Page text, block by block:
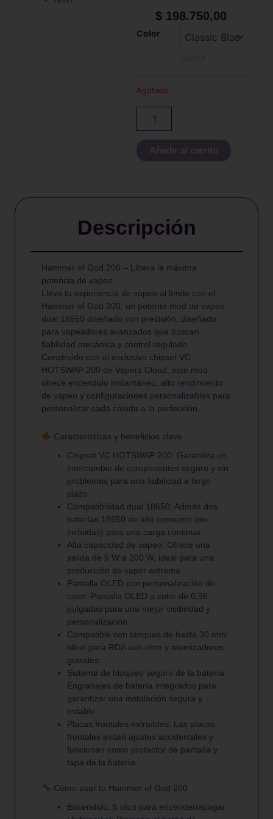
$ 198.750,00
Color
Agotado
Vaperz
GOD
cantidad
Descripción
Hammer of God 200 – Libera la máxima
potencia de vapeo
Lleva tu experiencia de vapeo al límite con el
Hammer of God 200, un potente mod de vapeo
dual 18650 diseñado con precisión, diseñado
para vapeadores avanzados que buscan
fiabilidad mecánica y control regulado.
Construido con el exclusivo chipset VC
HOTSWAP 200 de Vaperz Cloud, este mod
ofrece encendido instantáneo, alto rendimiento
de vapeo y configuraciones personalizables para
personalizar cada calada a la perfección.
Características y beneficios clave
Chipset VC HOTSWAP 200: Garantiza un
intercambio de componentes seguro y sin
problemas para una fiabilidad a largo
plazo.
Compatibilidad dual 18650: Admite dos
baterías 18650 de alto consumo (no
incluidas) para una carga continua.
Alta capacidad de vapeo: Ofrece una
salida de 5 W a 200 W, ideal para una
producción de vapor extrema.
Pantalla OLED con personalización de
color: Pantalla OLED a color de 0,96
pulgadas para una mejor visibilidad y
personalización.
Compatible con tanques de hasta 30 mm:
Ideal para RDA sub-ohm y atomizadores
grandes.
Sistema de bloqueo seguro de la batería:
Engranajes de batería integrados para
garantizar una instalación segura y
estable.
Placas frontales extraíbles: Las placas
frontales evitan ajustes accidentales y
funcionan como protector de pantalla y
tapa de la batería.
Cómo usar tu Hammer of God 200
Encendido: 5 clics para encender/apagar